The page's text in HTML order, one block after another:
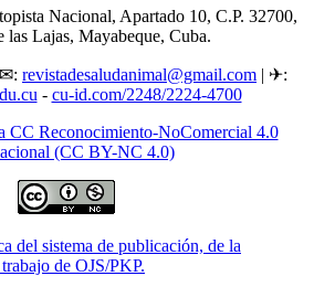
Nacional, Apartado 10, C.P. 32700,
las Lajas, Mayabeque, Cuba.
revistadesaludanimal@gmail.com | ✈:
- cu-id.com/2248/2224-4700
CC Reconocimiento-NoComercial 4.0
(CC BY-NC 4.0)